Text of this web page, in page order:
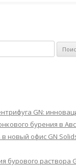
GN:
бурения в
новый офис GN
бурового раствора